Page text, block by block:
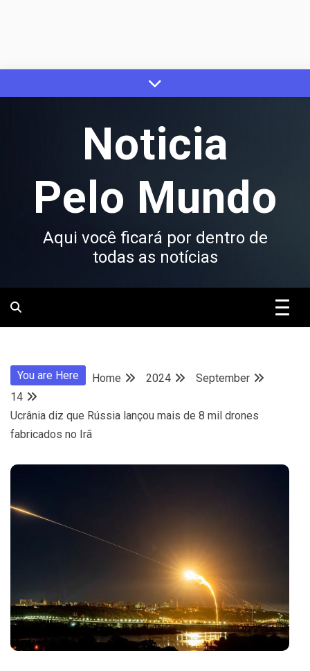
to
Noticia
Pelo Mundo
Aqui você ficará por dentro de
todas as notícias
You are Here Home 2024
September
14
Ucrânia diz que Rússia lançou mais de 8 mil drones
fabricados no Irã